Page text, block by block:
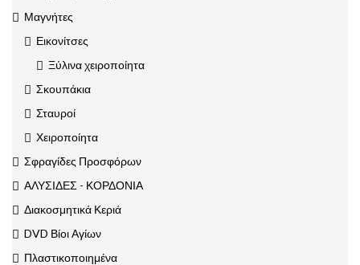
Μαγνήτες
Εικονίτσες
Ξύλινα χειροποίητα
Σκουπάκια
Σταυροί
Χειροποίητα
Σφραγίδες Προσφόρων
ΑΛΥΣΙΔΕΣ - ΚΟΡΔΟΝΙΑ
Διακοσμητικά Κεριά
DVD Βίοι Αγίων
Πλαστικοποιημένα